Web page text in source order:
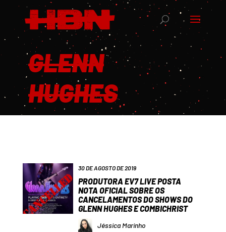
GLENN
HUGHES
30 DE AGOSTO DE 2019
PRODUTORA EV7 LIVE POSTA
NOTA OFICIAL SOBRE OS
CANCELAMENTOS DO SHOWS DO
GLENN HUGHES E COMBICHRIST
Jéssica Marinho